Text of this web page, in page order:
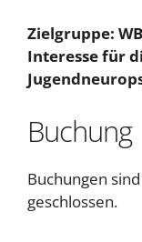
Zielgruppe:
Interesse für
Buchung
Buchungen
geschlossen.